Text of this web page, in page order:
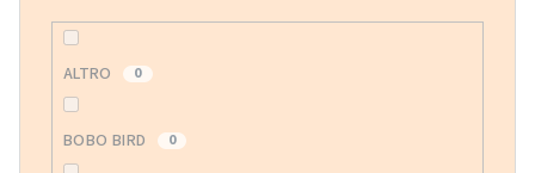
ALTRO 0
BOBO BIRD 0